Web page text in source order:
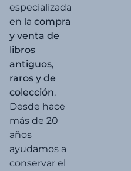
especializada
en la compra
y venta de
libros
antiguos,
raros y de
colección.
Desde hace
más de 20
años
ayudamos a
conservar el